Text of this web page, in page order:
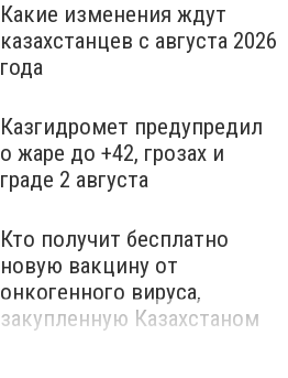
Какие изменения ждут
казахстанцев с августа 2026
года
Казгидромет предупредил
о жаре до +42, грозах и
граде 2 августа
Кто получит бесплатно
новую вакцину от
онкогенного вируса,
закупленную Казахстаном